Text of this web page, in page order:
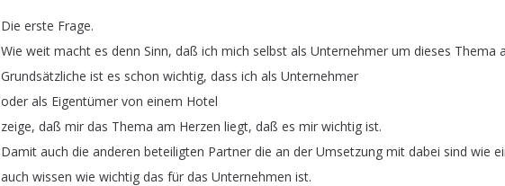
Die erste Frage.
Wie weit macht es denn Sinn, daß ich mich selbst als Unternehmer um dieses Thema
Grundsätzliche ist es schon wichtig, dass ich als Unternehmer
oder als Eigentümer von einem Hotel
zeige, daß mir das Thema am Herzen liegt, daß es mir wichtig ist.
Damit auch die anderen beteiligten Partner die an der Umsetzung mit dabei sind wie
auch wissen wie wichtig das für das Unternehmen ist.